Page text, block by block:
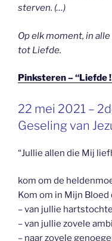
sterven. (…)
Op elk moment, in
tot Liefde.
Pinksteren – “Liefde
GEPLAATST
OP
22 mei 2021 –
Geseling van
“Jullie allen die Mij
kom om de
Kom om in Mijn
– van jullie
– van jullie zovele
– naar zovele